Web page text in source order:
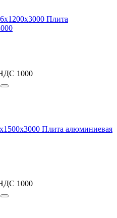
Плита
НДС 1000
Плита алюминиевая
НДС 1000